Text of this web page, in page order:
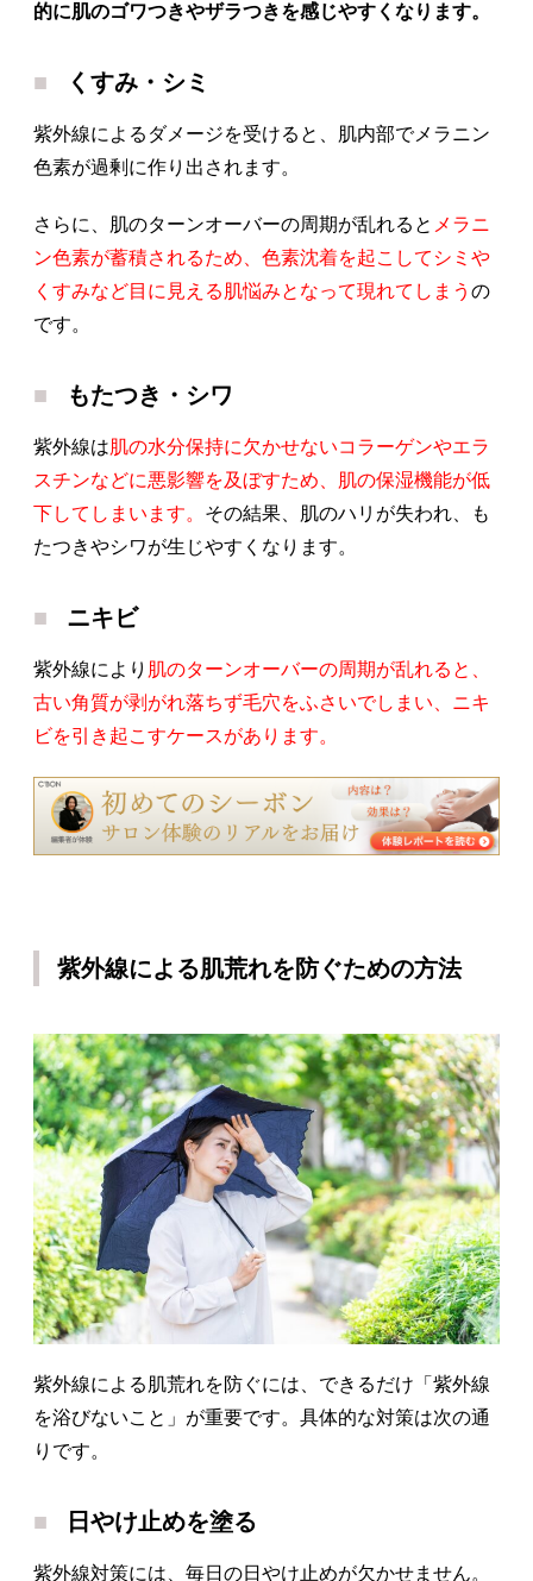
的に肌のゴワつきやザラつきを感じやすくなります。
くすみ・シミ
紫外線によるダメージを受けると、肌内部でメラニン
色素が過剰に作り出されます。
さらに、肌のターンオーバーの周期が乱れると メラニ
ン色素が蓄積されるため、色素沈着を起こしてシミや
くすみなど目に見える肌悩みとなって現れてしまう の
です。
もたつき・シワ
紫外線は肌の水分保持に欠かせないコラーゲンやエラ
スチンなどに悪影響を及ぼすため、肌の保湿機能が低
下してしまいます。 その結果、肌のハリが失われ、も
たつきやシワが生じやすくなります。
ニキビ
紫外線により 肌のターンオーバーの周期が乱れると、
古い角質が剥がれ落ちず毛穴をふさいでしまい、ニキ
ビを引き起こすケースがあります。
紫外線による肌荒れを防ぐための方法
紫外線による肌荒れを防ぐには、できるだけ「紫外線
を浴びないこと」が重要です。具体的な対策は次の通
りです。
日やけ止めを塗る
紫外線対策には、毎日の日やけ止めが欠かせません。